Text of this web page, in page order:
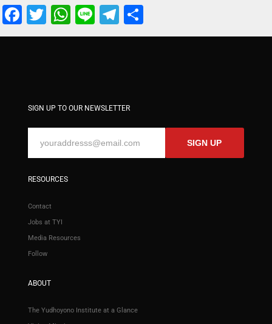
Facebook
Twitter
WhatsApp
LineTelegram
SIGN UP TO OUR NEWSLETTER
SIGN UP
RESOURCES
Contact
Jobs at TYI
Media Resources
Follow
ABOUT
The Yudhoyono Institute at a Glance